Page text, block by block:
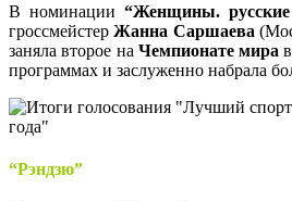
В номинации “Женщины.
гроссмейстерЖанна Саршаева
заняла второе на Чемпионате мира
программах и заслуженно набрала
“Рэндзю”